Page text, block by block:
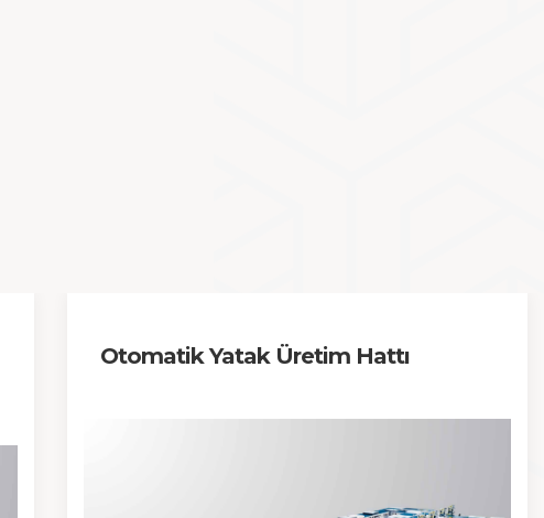
Otomatik Yatak Üretim Hattı